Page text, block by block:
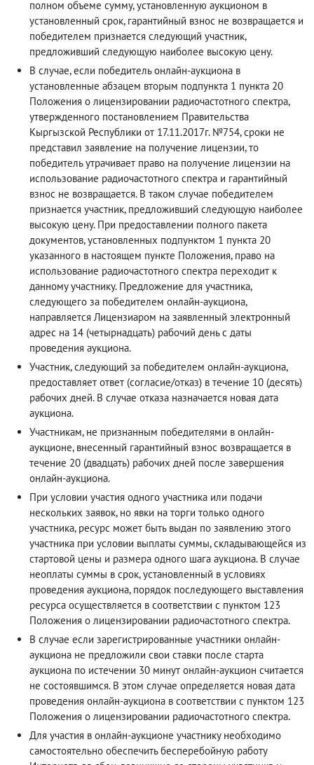
полном объеме сумму, установленную аукционом в
установленный срок, гарантийный взнос не возвращается и
победителем признается следующий участник,
предложивший следующую наиболее высокую цену.
В случае, если победитель онлайн-аукциона в
установленные абзацем вторым подпункта 1 пункта 20
Положения о лицензировании радиочастотного спектра,
утвержденного постановлением Правительства
Кыргызской Республики от 17.11.2017г. №754, сроки не
представил заявление на получение лицензии, то
победитель утрачивает право на получение лицензии на
использование радиочастотного спектра и гарантийный
взнос не возвращается. В таком случае победителем
признается участник, предложивший следующую наиболее
высокую цену. При предоставлении полного пакета
документов, установленных подпунктом 1 пункта 20
указанного в настоящем пункте Положения, право на
использование радиочастотного спектра переходит к
данному участнику. Предложение для участника,
следующего за победителем онлайн-аукциона,
направляется Лицензиаром на заявленный электронный
адрес на 14 (четырнадцать) рабочий день с даты
проведения аукциона.
Участник, следующий за победителем онлайн-аукциона,
предоставляет ответ (согласие/отказ) в течение 10 (десять)
рабочих дней. В случае отказа назначается новая дата
аукциона.
Участникам, не признанным победителями в онлайн-
аукционе, внесенный гарантийный взнос возвращается в
течение 20 (двадцать) рабочих дней после завершения
онлайн-аукциона.
При условии участия одного участника или подачи
нескольких заявок, но явки на торги только одного
участника, ресурс может быть выдан по заявлению этого
участника при условии выплаты суммы, складывающейся из
стартовой цены и размера одного шага аукциона. В случае
неоплаты суммы в срок, установленный в условиях
проведения аукциона, порядок последующего выставления
ресурса осуществляется в соответствии с пунктом 123
Положения о лицензировании радиочастотного спектра.
В случае если зарегистрированные участники онлайн-
аукциона не предложили свои ставки после старта
аукциона по истечении 30 минут онлайн-аукцион считается
не состоявшимся. В этом случае определяется новая дата
проведения онлайн-аукциона в соответствии с пунктом 123
Положения о лицензировании радиочастотного спектра.
Для участия в онлайн-аукционе участнику необходимо
самостоятельно обеспечить бесперебойную работу